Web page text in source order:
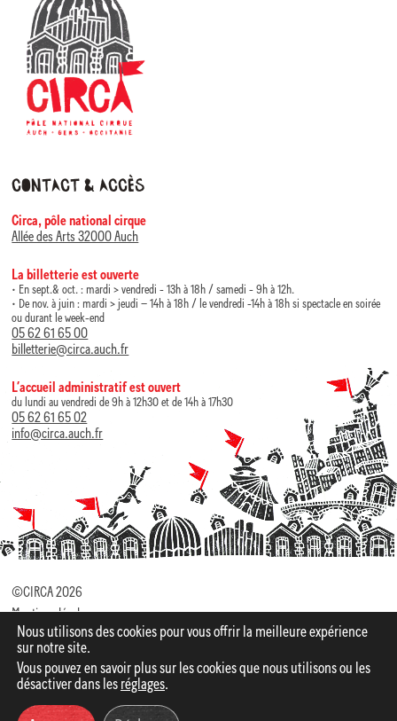
Contact & accès
Circa, pôle national cirque
Allée des Arts 32000 Auch
La billetterie est ouverte
• En sept.& oct. : mardi > vendredi - 13h à 18h / samedi - 9h à 12h.
• De nov. à juin : mardi > jeudi – 14h à 18h / le vendredi -14h à 18h si spectacle en soirée
ou durant le week-end
05 62 61 65 00
billetterie@circa.auch.fr
L’accueil administratif est ouvert
du lundi au vendredi de 9h à 12h30 et de 14h à 17h30
05 62 61 65 02
info@circa.auch.fr
©CIRCA 2026
Mentions légales
Politique de Confidentialité
Identité visuelle parElza Lacotte Site web par Studio
Nous utilisons des cookies pour vous offrir la meilleure expérience
sur notre site.
Vous pouvez en savoir plus sur les cookies que nous utilisons ou les
désactiver dans les réglages.